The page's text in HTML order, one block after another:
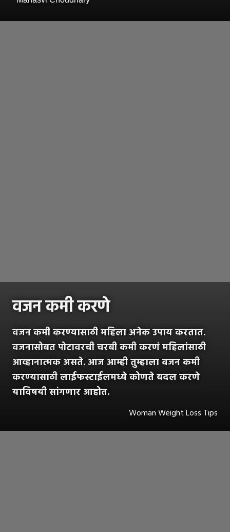
वजन कमी करणे
वजन कमी करण्यासाठी महिला अनेक उपाय करतात.
वजनासोबत पोटावरची चरबी कमी करणं महिलांसाठी
आव्हानात्मक असते. आज आम्ही तुम्हाला वजन कमी
करण्यासाठी लाईफस्टाईलमध्ये कोणते बदल करणे
याविषयी सांगणार आहोत.
Woman Weight Loss Tips